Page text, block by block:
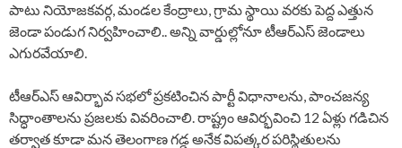
పాటు నియోజకవర్గ, మండల కేంద్రాలు, గ్రామ స్థాయి వరకు పెద్ద ఎత్తున
జెండా పండుగ నిర్వహించాలి.. అన్ని వార్డుల్లోనూ టీఆర్ఎస్ జెండాలు
ఎగురవేయాలి.
టీఆర్ఎస్ ఆవిర్భావ సభలో ప్రకటించిన పార్టీ విధానాలను, పాంచజన్య
సిద్ధాంతాలను ప్రజలకు వివరించాలి. రాష్ట్రం ఆవిర్భవించి 12 ఏళ్లు గడిచిన
తర్వాత కూడా మన తెలంగాణ గడ్డ అనేక విపత్కర పరిస్థితులను